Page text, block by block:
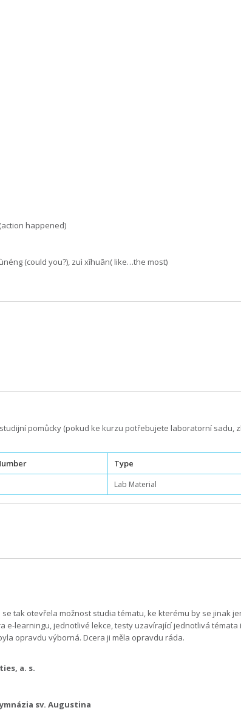
happened)
(could you?), zuì xĭhuān( like…the most)
pomůcky (pokud ke kurzu potřebujete laboratorní sadu,
Type
Lab Material
tak otevřela možnost studia tématu, ke kterému by se jinak
learningu, jednotlivé lekce, testy uzavírající jednotlivá
opravdu výborná. Dcera ji měla opravdu ráda.
a. s.
sv. Augustina